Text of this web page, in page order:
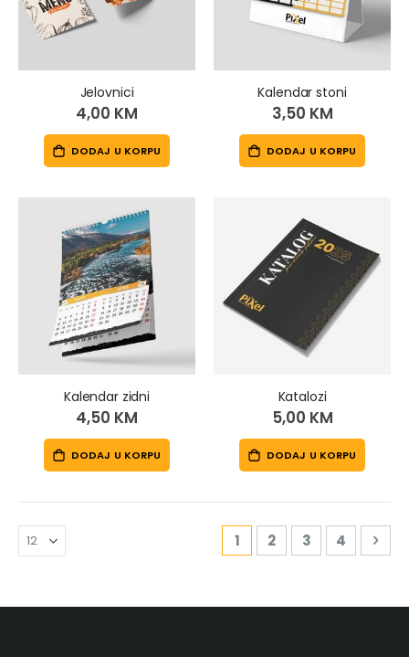
Jelovnici
4,00 KM
DODAJ U KORPU
Kalendar stoni
3,50 KM
DODAJ U KORPU
Kalendar zidni
4,50 KM
DODAJ U KORPU
Katalozi
5,00 KM
DODAJ U KORPU
Page
You're currently
1 Page
2 Page
3 Page
4